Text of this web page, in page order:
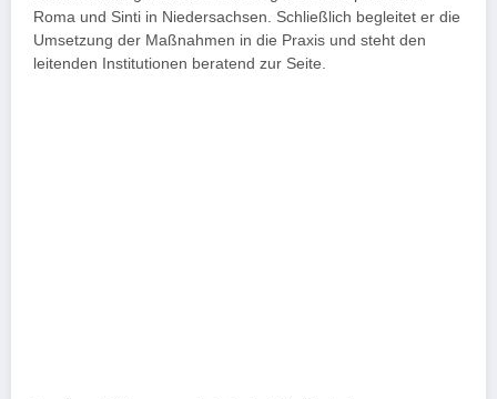
Roma und Sinti in Niedersachsen. Schließlich begleitet er die
Umsetzung der Maßnahmen in die Praxis und steht den
leitenden Institutionen beratend zur Seite.